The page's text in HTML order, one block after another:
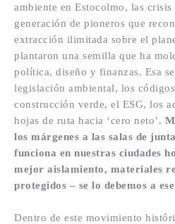
ambiente en Estocolmo, las
generación de pioneros que
extracción ilimitada sobre el
plantaron una semilla que ha
política, diseño y finanzas. Esa
legislación ambiental, los
construcción verde, el ESG, los
hojas de ruta hacia ‘cero neto’.
los márgenes a las salas de
funciona en nuestras ciudades
mejor aislamiento, materiales
protegidos – se lo debemos a
Dentro de este movimiento